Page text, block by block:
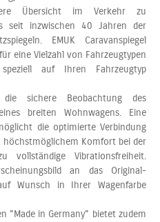
Übersicht im Verkehr zu
seit inzwischen 40 Jahren der
EMUK Caravanspiegel
eine Vielzahl von Fahrzeugtypen
auf Ihren Fahrzeugtyp
die sichere Beobachtung des
breiten Wohnwagens. Eine
die optimierte Verbindung
höchstmöglichem Komfort bei der
vollständige Vibrationsfreiheit.
an das Original-
Wunsch in Ihrer Wagenfarbe
"Made in Germany" bietet zudem